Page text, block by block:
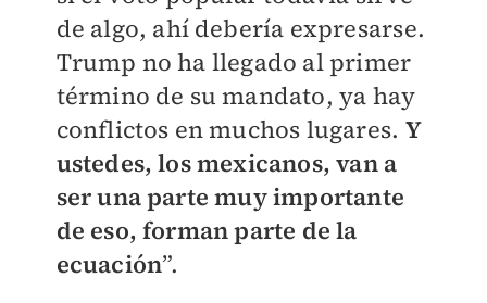
de algo, ahí debería expresarse.
Trump no ha llegado al primer
término de su mandato, ya hay
conflictos en muchos lugares. Y
ustedes, los mexicanos, van a
ser una parte muy importante
de eso, forman parte de la
ecuación”.